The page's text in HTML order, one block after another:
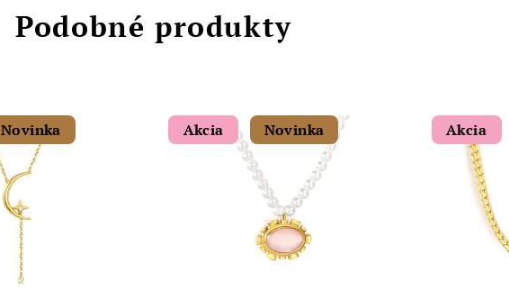
Podobné produkty
Novinka Akcia Novinka Akcia